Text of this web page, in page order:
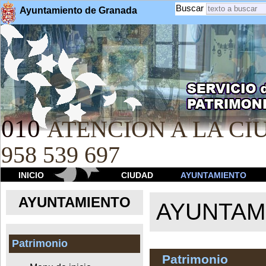
Ayuntamiento de Granada Buscar
010 ATENCION A LA
958 539 697
INICIO CIUDAD AYUNTAMIENTO
AYUNTAMIENTO
Patrimonio
Patrimonio